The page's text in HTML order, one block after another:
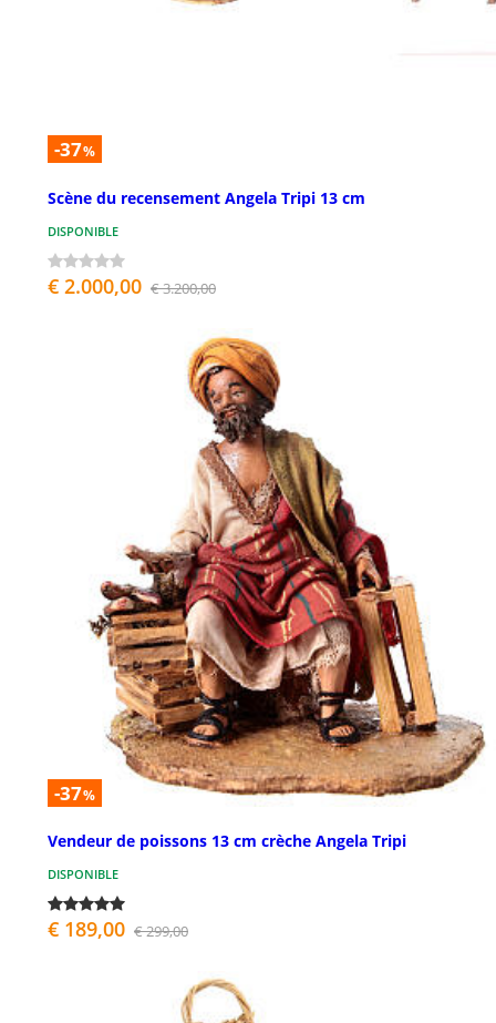
-37%
Scène du recensement Angela Tripi 13 cm
DISPONIBLE
€ 2.000,00 € 3.200,00
-37%
Vendeur de poissons 13 cm crèche Angela Tripi
DISPONIBLE
€ 189,00 € 299,00